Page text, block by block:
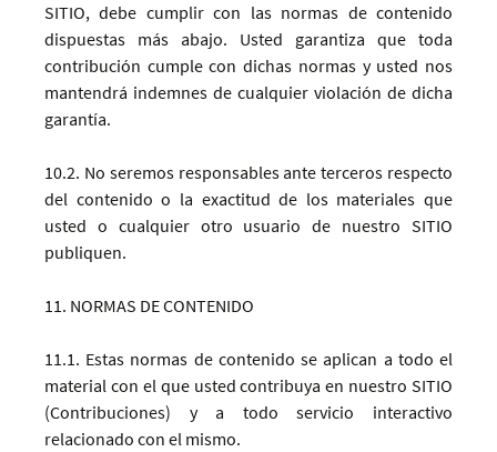
SITIO, debe cumplir con las normas de contenido
dispuestas más abajo. Usted garantiza que toda
contribución cumple con dichas normas y usted nos
mantendrá indemnes de cualquier violación de dicha
garantía.
10.2. No seremos responsables ante terceros respecto
del contenido o la exactitud de los materiales que
usted o cualquier otro usuario de nuestro SITIO
publiquen.
11. NORMAS DE CONTENIDO
11.1. Estas normas de contenido se aplican a todo el
material con el que usted contribuya en nuestro SITIO
(Contribuciones) y a todo servicio interactivo
relacionado con el mismo.